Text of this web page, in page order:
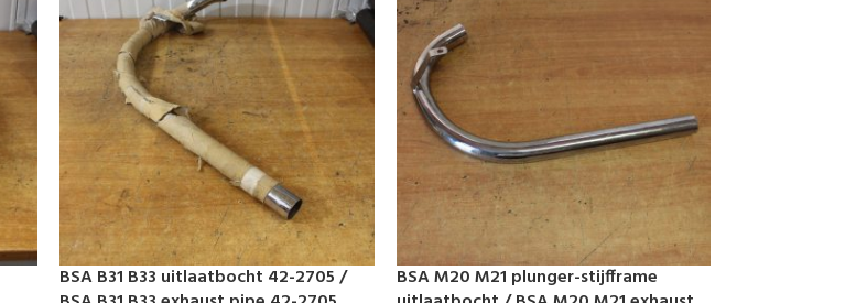
BSA B31 B33 uitlaatbocht 42-2705 /
BSA M20 M21 plunger-stijfframe